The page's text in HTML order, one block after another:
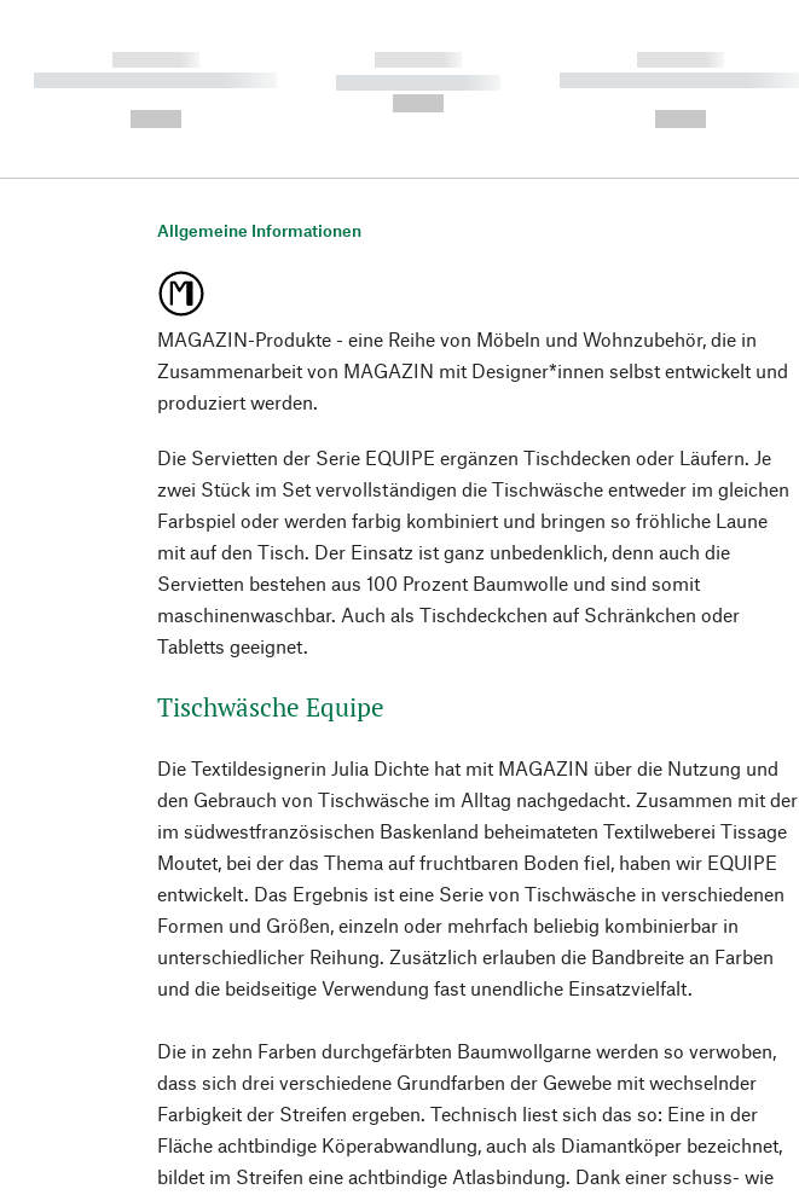
------------
----------- ----------- ----------
------------
----------- -----------
------------
----------- ----------- ----------
Allgemeine Informationen
MAGAZIN-Produkte - eine Reihe von Möbeln und Wohnzubehör, die in
Zusammenarbeit von MAGAZIN mit Designer*innen selbst entwickelt und
produziert werden.
Die Servietten der Serie EQUIPE ergänzen Tischdecken oder Läufern. Je
zwei Stück im Set vervollständigen die Tischwäsche entweder im gleichen
Farbspiel oder werden farbig kombiniert und bringen so fröhliche Laune
mit auf den Tisch. Der Einsatz ist ganz unbedenklich, denn auch die
Servietten bestehen aus 100 Prozent Baumwolle und sind somit
maschinenwaschbar. Auch als Tischdeckchen auf Schränkchen oder
Tabletts geeignet.
Tischwäsche Equipe
Die Textildesignerin Julia Dichte hat mit MAGAZIN über die Nutzung und
den Gebrauch von Tischwäsche im Alltag nachgedacht. Zusammen mit der
im südwestfranzösischen Baskenland beheimateten Textilweberei Tissage
Moutet, bei der das Thema auf fruchtbaren Boden fiel, haben wir EQUIPE
entwickelt. Das Ergebnis ist eine Serie von Tischwäsche in verschiedenen
Formen und Größen, einzeln oder mehrfach beliebig kombinierbar in
unterschiedlicher Reihung. Zusätzlich erlauben die Bandbreite an Farben
und die beidseitige Verwendung fast unendliche Einsatzvielfalt.
Die in zehn Farben durchgefärbten Baumwollgarne werden so verwoben,
dass sich drei verschiedene Grundfarben der Gewebe mit wechselnder
Farbigkeit der Streifen ergeben. Technisch liest sich das so: Eine in der
Fläche achtbindige Köperabwandlung, auch als Diamantköper bezeichnet,
bildet im Streifen eine achtbindige Atlasbindung. Dank einer schuss- wie